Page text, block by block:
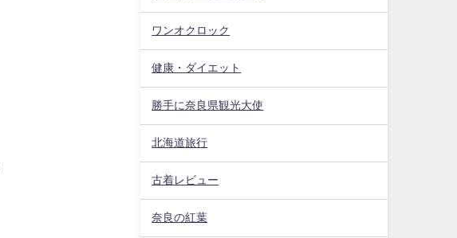
ワンオクロック
健康・ダイエット
勝手に奈良県観光大使
北海道旅行
古着レビュー
奈良の紅葉